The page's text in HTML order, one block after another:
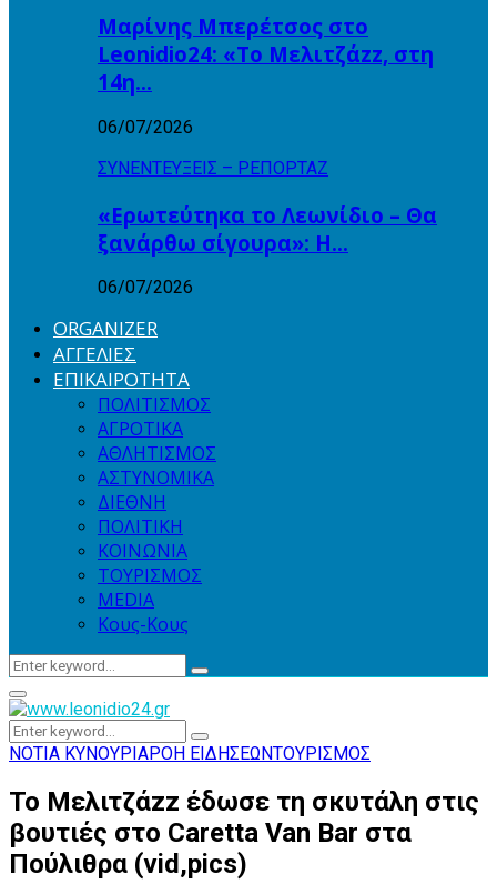
Μαρίνης Μπερέτσος στο
Leonidio24: «Το Μελιτζάzz, στη
14η…
06/07/2026
ΣΥΝΕΝΤΕΥΞΕΙΣ – ΡΕΠΟΡΤΑΖ
«Ερωτεύτηκα το Λεωνίδιο – Θα
ξανάρθω σίγουρα»: Η…
06/07/2026
ORGANIZER
ΑΓΓΕΛΙΕΣ
ΕΠΙΚΑΙΡΟΤΗΤΑ
ΠΟΛΙΤΙΣΜΟΣ
ΑΓΡΟΤΙΚΑ
ΑΘΛΗΤΙΣΜΟΣ
ΑΣΤΥΝΟΜΙΚΑ
ΔΙΕΘΝΗ
ΠΟΛΙΤΙΚΗ
ΚΟΙΝΩΝΙΑ
ΤΟΥΡΙΣΜΟΣ
MEDIA
Κους-Κους
Search
Search
Primary
Menu
Search
for:
Search
ΝΟΤΙΑ ΚΥΝΟΥΡΙΑΡΟΗ ΕΙΔΗΣΕΩΝΤΟΥΡΙΣΜΟΣ
Το Μελιτζάzz έδωσε τη σκυτάλη στις
βουτιές στο Caretta Van Bar στα
Πούλιθρα (vid,pics)